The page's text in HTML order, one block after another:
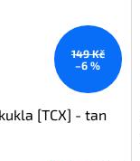
149 Kč
–6 %
[TCX] - tan